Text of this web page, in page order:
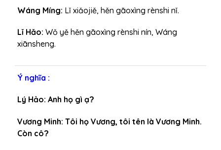
Wáng Míng: Lǐ xiǎojiě, hěn gāoxìng rènshi nǐ.
Lǐ Hǎo: Wǒ yě hěn gāoxìng rènshi nín, Wáng
xiānsheng.
Ý nghĩa :
Lý Hảo: Anh họ gì ạ?
Vương Minh: Tôi họ Vương, tôi tên là Vương Minh.
Còn cô?